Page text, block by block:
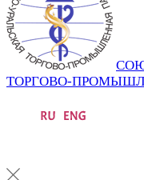
ТОРГОВО-